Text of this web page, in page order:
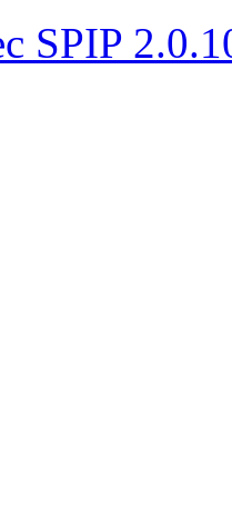
SPIP